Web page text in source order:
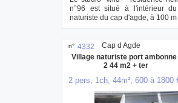
n°96 est situé à l'intérieur
naturiste du cap d'agde, à 100
n° 4332
Village naturiste port ambonne
2 44 m2 + ter
2 pers, 1ch, 44m², 600 à 1800
Cap d Agde